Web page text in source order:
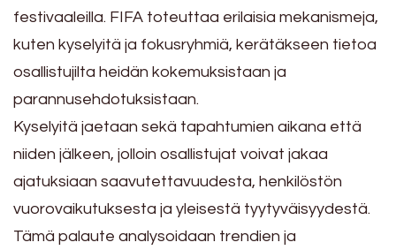
festivaaleilla. FIFA toteuttaa erilaisia mekanismeja,
kuten kyselyitä ja fokusryhmiä, kerätäkseen tietoa
osallistujilta heidän kokemuksistaan ja
parannusehdotuksistaan.
Kyselyitä jaetaan sekä tapahtumien aikana että
niiden jälkeen, jolloin osallistujat voivat jakaa
ajatuksiaan saavutettavuudesta, henkilöstön
vuorovaikutuksesta ja yleisestä tyytyväisyydestä.
Tämä palaute analysoidaan trendien ja